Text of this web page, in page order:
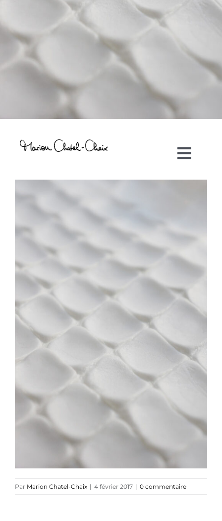
Artiste plasticienne
Direction créative
Références
Podcasts
À-propos
Par Marion Chatel-Chaix | 4 février 2017 | 0 commentaire